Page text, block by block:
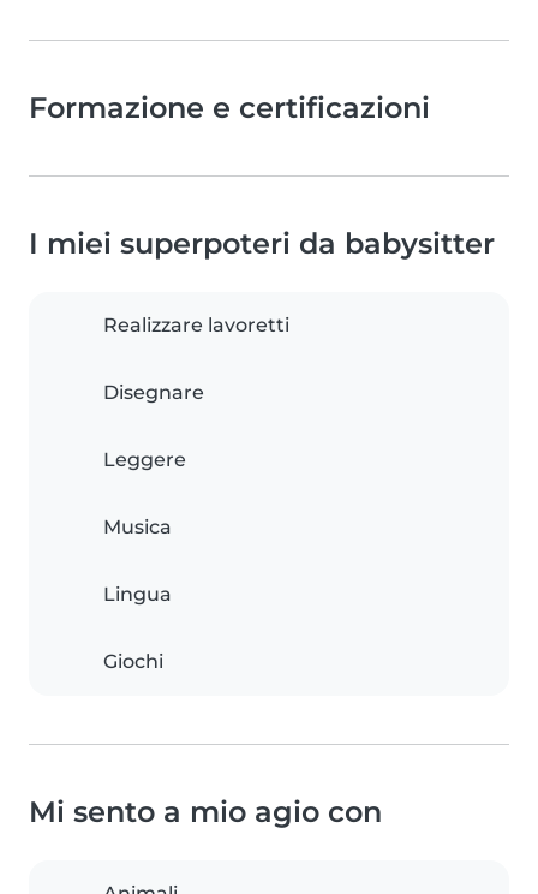
Formazione e certificazioni
I miei superpoteri da babysitter
Realizzare lavoretti
Disegnare
Leggere
Musica
Lingua
Giochi
Mi sento a mio agio con